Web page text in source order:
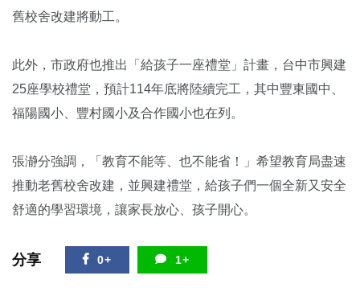
舊校舍改建將動工。
此外，市政府也推出「給孩子一座禮堂」計畫，台中市興建
25座學校禮堂，預計114年底將陸續完工，其中豐東國中、
福陽國小、豐村國小及合作國小也在列。
張瀞分強調，「教育不能等、也不能省！」希望教育局盡速
推動老舊校舍改建，並興建禮堂，給孩子們一個全新又安全
舒適的學習環境，讓家長放心、孩子開心。
分享 0+ 1+